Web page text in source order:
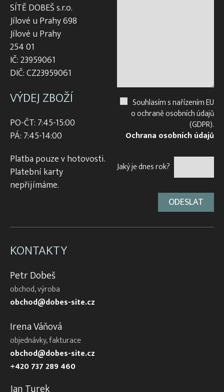
SÍTĚ DOBEŠ s.r.o.
Jílové u Prahy 698
Jílové u Prahy
254 01
IČ: 23959061
DIČ: CZ23959061
VÝDEJ ZBOŽÍ
PO-ČT: 7:45-15:00
PÁ: 7:45-14:00
Platba pouze v hotovosti.
Platební karty
nepřijímáme.
Souhlasím s nařízením EU
o ochraně osobních údajů
(GDPR).
Ochrana osobních údajů
Jaký je dnes rok?
KONTAKTY
Petr Dobeš
obchod, výroba
obchod@dobes-site.cz
Irena Váňová
objednávky, fakturace
obchod@dobes-site.cz
+420 737 289 460